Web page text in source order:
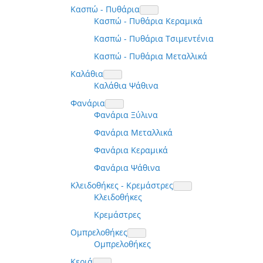
Κασπώ - Πυθάρια
Κασπώ - Πυθάρια Κεραμικά
Κασπώ - Πυθάρια Τσιμεντένια
Κασπώ - Πυθάρια Μεταλλικά
Καλάθια
Καλάθια Ψάθινα
Φανάρια
Φανάρια Ξύλινα
Φανάρια Μεταλλικά
Φανάρια Κεραμικά
Φανάρια Ψάθινα
Κλειδοθήκες - Κρεμάστρες
Κλειδοθήκες
Κρεμάστρες
Ομπρελοθήκες
Ομπρελοθήκες